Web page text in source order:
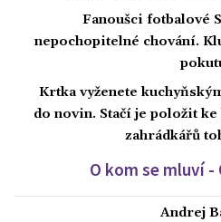
Fanoušci fotbalové
nepochopitelné chování.
Krtka vyženete
do novin. Stačí je položit
zahrádkářů
O kom se mluví -
Andrej